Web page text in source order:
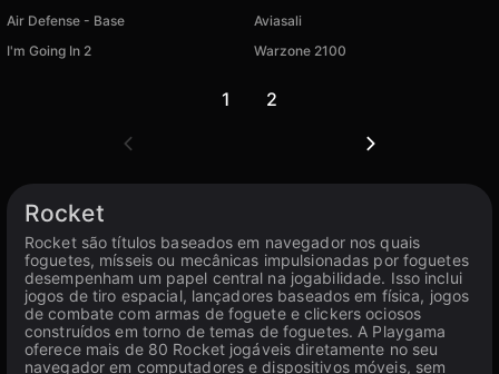
Air Defense - Base
Aviasali
I'm Going In 2 Warzone 2100
1 2
Rocket
Rocket são títulos baseados em navegador nos quais
foguetes, mísseis ou mecânicas impulsionadas por foguetes
desempenham um papel central na jogabilidade. Isso inclui
jogos de tiro espacial, lançadores baseados em física, jogos
de combate com armas de foguete e clickers ociosos
construídos em torno de temas de foguetes. A Playgama
oferece mais de 80 Rocket jogáveis diretamente no seu
navegador em computadores e dispositivos móveis, sem